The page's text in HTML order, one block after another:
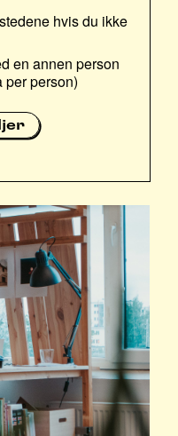
hvis du ikke
en annen person
per person)